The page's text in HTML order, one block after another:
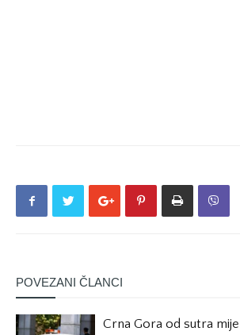
POVEZANI ČLANCI
Crna Gora od sutra